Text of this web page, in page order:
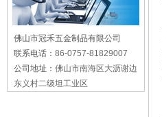
佛山市冠禾五金制品有限公司
联系电话： 86-0757-81829007
公司地址： 佛山市南海区大沥谢边
东义村二级坦工业区